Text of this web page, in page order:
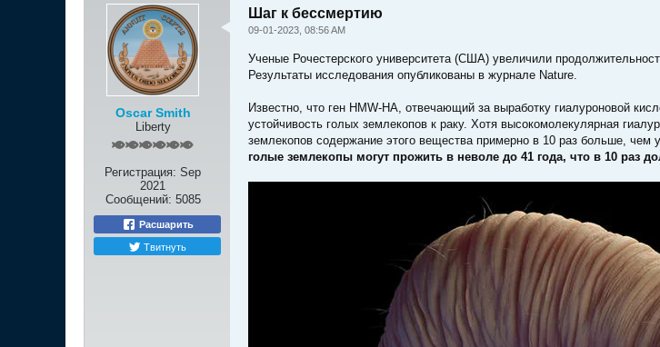
Oscar Smith
Liberty
Регистрация: Sep
2021
Сообщений: 5085
Расшарить
Твитнуть
Шаг к бессмертию
09-01-2023, 08:56 AM
Ученые Рочестерского университета (США) увеличили
Результаты исследования опубликованы в журнале Nature.
Известно, что ген HMW-HA, отвечающий за выработку гиалуроновой
устойчивость голых землекопов к раку. Хотя высокомолекулярная
землекопов содержание этого вещества примерно в 10 раз больше,
голые землекопы могут прожить в неволе до 41 года, что в 10 раз